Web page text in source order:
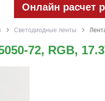
Онлайн расчет
Светодиодные ленты
72, RGB,